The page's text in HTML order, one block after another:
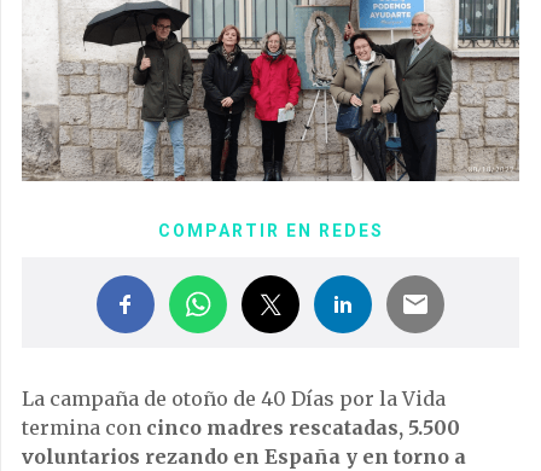
COMPARTIR EN REDES
La campaña de otoño de 40 Días por la Vida
termina con cinco madres rescatadas, 5.500
voluntarios rezando en España y en torno a